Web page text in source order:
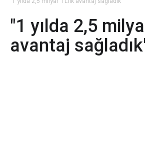
"1 yılda 2,5
avantaj